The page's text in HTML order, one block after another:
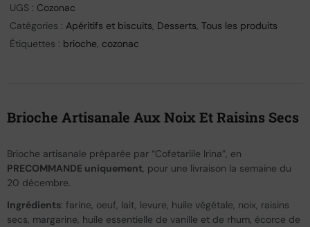
UGS : Cozonac
Catégories : Apéritifs et biscuits Desserts ,Tous les produits
Étiquettes : brioche cozonac
Brioche Artisanale Aux Noix Et Raisins Secs
Brioche artisanale préparée par “Cofetariile Irina”, en
PRECOMMANDE uniquement , pour une livraison la semaine du
20 décembre.
Ingrédients: farine, oeuf, lait, levure, huile végétale, noix, raisins
secs, margarine, huile essentielle de vanille et de rhum, écorce de